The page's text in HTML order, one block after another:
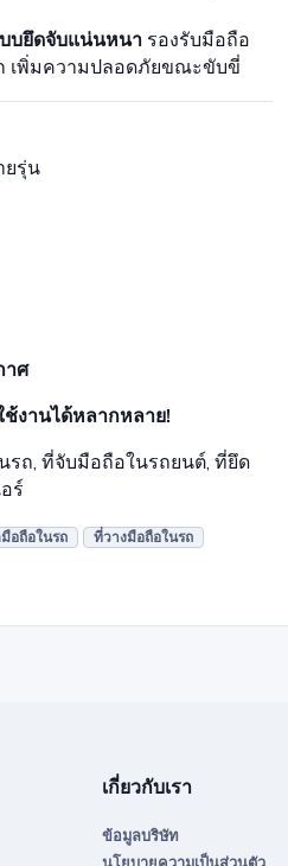
บยึดจับแน่นหนา รองรับมือถือ
เพิ่มความปลอดภัยขณะขับขี่
ยรุ่น
าศ
งานได้หลากหลาย!
รถ, ที่จับมือถือในรถยนต์, ที่ยึด
ร์
อถือในรถ
ที่วางมือถือในรถ
เกี่ยวกับเรา
ข้อมูลบริษัท